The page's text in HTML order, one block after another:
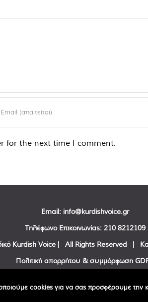
for the next time I comment.
Email: info@kurdishvoice.gr
Τηλέφωνο Επικοινωνίας: 210 8212109
Kurdish Voice | All Rights Reserved |
Πολιτική απορρήτου & συμμόρφωση
cookies για να σας προσφέρουμε την